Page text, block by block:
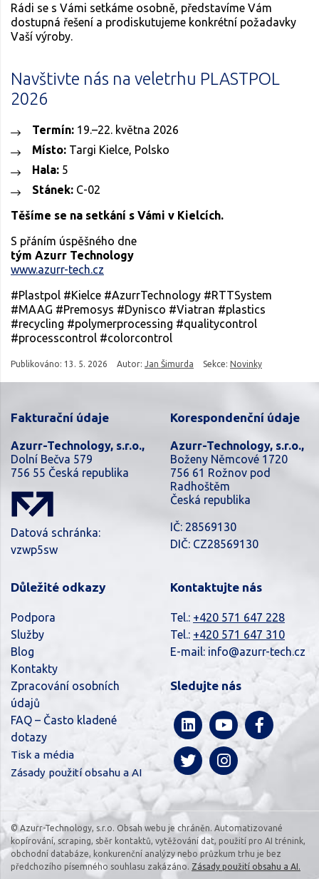
Rádi se s Vámi setkáme osobně, představíme Vám
dostupná řešení a prodiskutujeme konkrétní požadavky
Vaší výroby.
Navštivte nás na veletrhu PLASTPOL
2026
Termín: 19.–22. května 2026
Místo: Targi Kielce, Polsko
Hala: 5
Stánek: C-02
Těšíme se na setkání s Vámi v Kielcích.
S přáním úspěšného dne
tým Azurr Technology
www.azurr-tech.cz
#Plastpol #Kielce #AzurrTechnology #RTTSystem
#MAAG #Premosys #Dynisco #Viatran #plastics
#recycling #polymerprocessing #qualitycontrol
#processcontrol #colorcontrol
Publikováno: 13. 5. 2026 Autor: Jan Šimurda Sekce: Novinky
Fakturační údaje
Azurr-Technology, s.r.o.,
Dolní Bečva 579
756 55 Česká republika
Datová schránka:
vzwp5sw
Korespondenční údaje
Azurr-Technology, s.r.o.,
Boženy Němcové 1720
756 61 Rožnov pod
Radhoštěm
Česká republika
IČ: 28569130
DIČ: CZ28569130
Důležité odkazy
Podpora
Služby
Blog
Kontakty
Zpracování osobních
údajů
FAQ – Často kladené
dotazy
Tisk a média
Zásady použití obsahu a AI
Kontaktujte nás
Tel.: +420 571 647 228
Tel.: +420 571 647 310
E-mail: info@azurr-tech.cz
Sledujte nás
© Azurr-Technology, s.r.o. Obsah webu je chráněn. Automatizované
kopírování, scraping, sběr kontaktů, vytěžování dat, použití pro AI trénink,
obchodní databáze, konkurenční analýzy nebo průzkum trhu je bez
předchozího písemného souhlasu zakázáno. Zásady použití obsahu a AI.